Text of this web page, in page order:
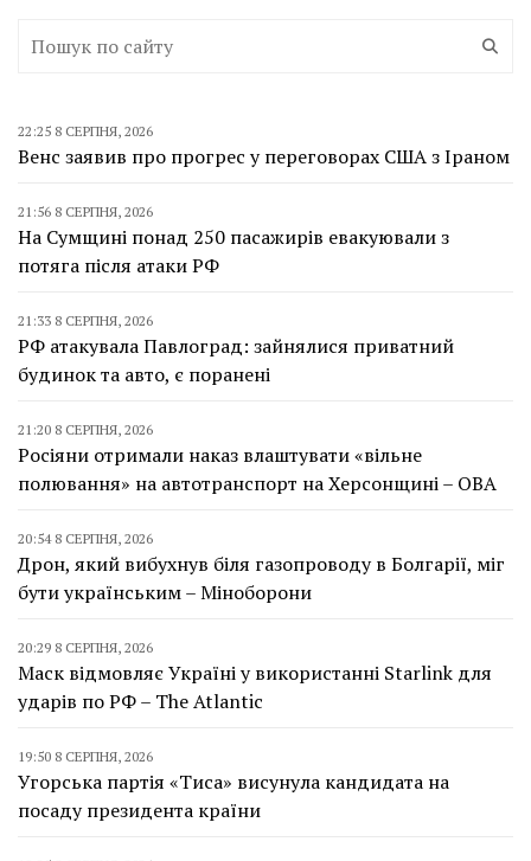
22:25 8 СЕРПНЯ, 2026
Венс заявив про прогрес у переговорах США з Іраном
21:56 8 СЕРПНЯ, 2026
На Сумщині понад 250 пасажирів евакуювали з
потяга після атаки РФ
21:33 8 СЕРПНЯ, 2026
РФ атакувала Павлоград: зайнялися приватний
будинок та авто, є поранені
21:20 8 СЕРПНЯ, 2026
Росіяни отримали наказ влаштувати «вільне
полювання» на автотранспорт на Херсонщині – ОВА
20:54 8 СЕРПНЯ, 2026
Дрон, який вибухнув біля газопроводу в Болгарії, міг
бути українським – Міноборони
20:29 8 СЕРПНЯ, 2026
Маск відмовляє Україні у використанні Starlink для
ударів по РФ – The Atlantic
19:50 8 СЕРПНЯ, 2026
Угорська партія «Тиса» висунула кандидата на
посаду президента країни